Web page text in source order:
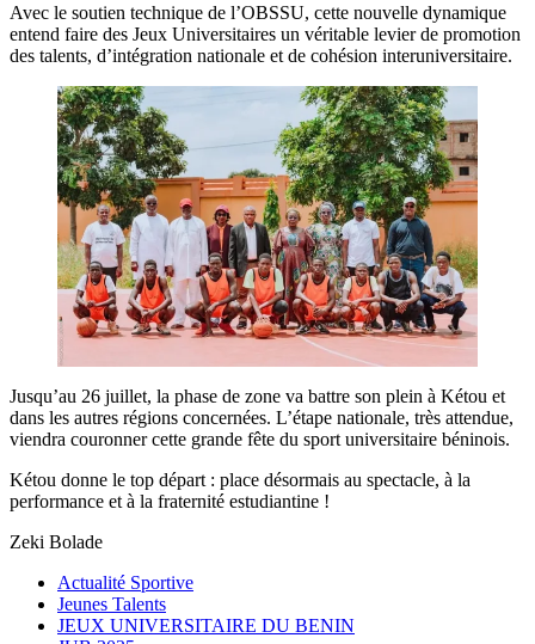
Avec le soutien technique de l’OBSSU, cette nouvelle dynamique
entend faire des Jeux Universitaires un véritable levier de promotion
des talents, d’intégration nationale et de cohésion interuniversitaire.
Jusqu’au 26 juillet, la phase de zone va battre son plein à Kétou et
dans les autres régions concernées. L’étape nationale, très attendue,
viendra couronner cette grande fête du sport universitaire béninois.
Kétou donne le top départ : place désormais au spectacle, à la
performance et à la fraternité estudiantine !
Zeki Bolade
Actualité Sportive
Jeunes Talents
JEUX UNIVERSITAIRE DU BENIN